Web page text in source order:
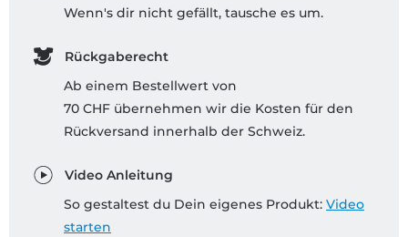
Wenn's dir nicht gefällt, tausche es um.
Rückgaberecht
Ab einem Bestellwert von
70 CHF übernehmen wir die Kosten für den
Rückversand innerhalb der Schweiz.
Video Anleitung
So gestaltest du Dein eigenes Produkt: Video
starten